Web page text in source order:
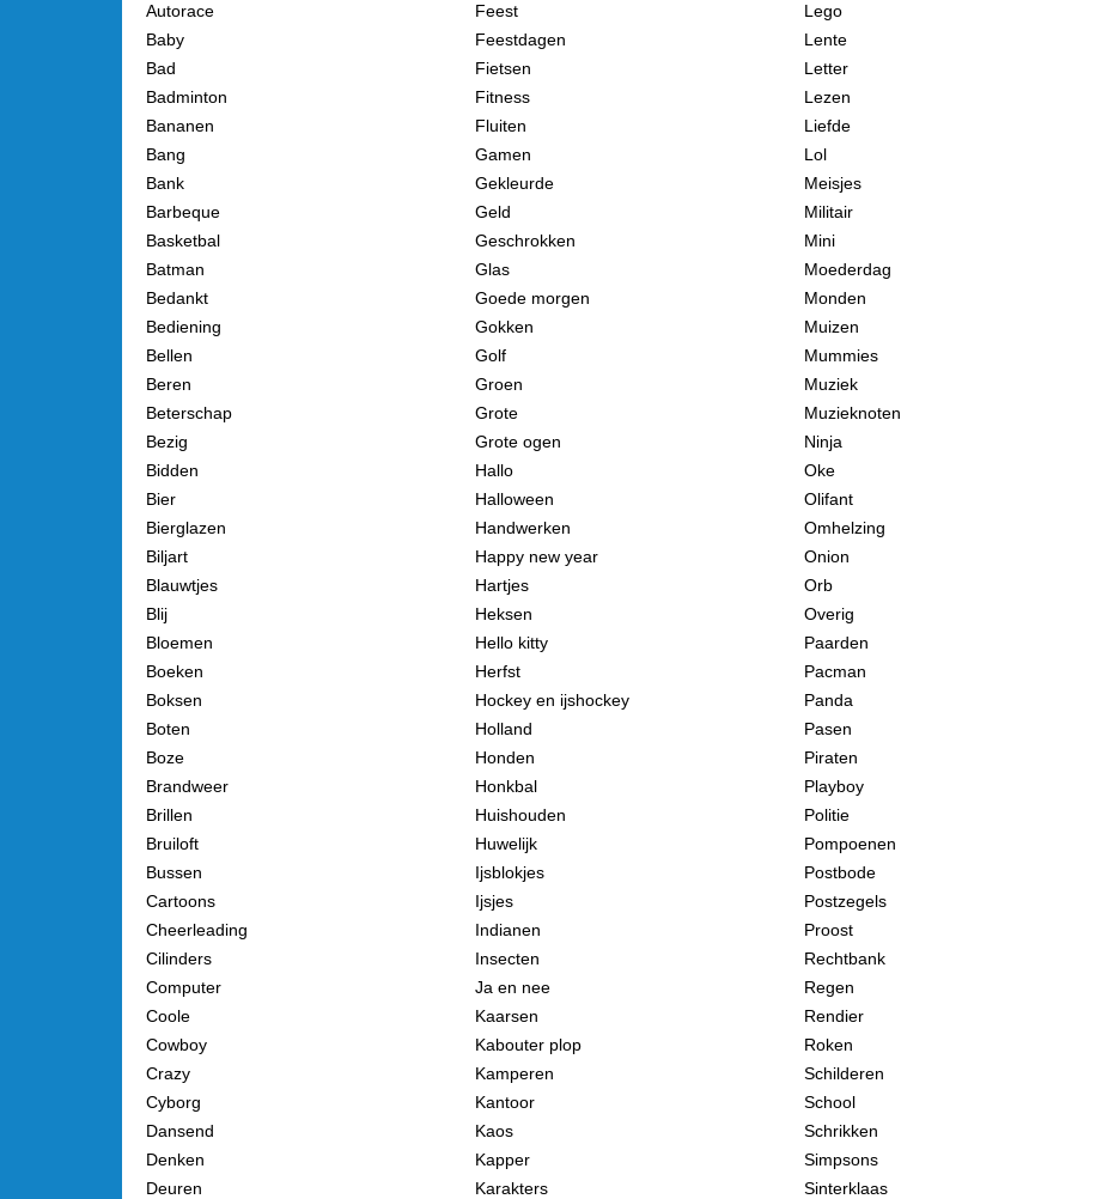
Autorace
Baby
Bad
Badminton
Bananen
Bang
Bank
Barbeque
Basketbal
Batman
Bedankt
Bediening
Bellen
Beren
Beterschap
Bezig
Bidden
Bier
Bierglazen
Biljart
Blauwtjes
Blij
Bloemen
Boeken
Boksen
Boten
Boze
Brandweer
Brillen
Bruiloft
Bussen
Cartoons
Cheerleading
Cilinders
Computer
Coole
Cowboy
Crazy
Cyborg
Dansend
Denken
Deuren
Feest
Feestdagen
Fietsen
Fitness
Fluiten
Gamen
Gekleurde
Geld
Geschrokken
Glas
Goede morgen
Gokken
Golf
Groen
Grote
Grote ogen
Hallo
Halloween
Handwerken
Happy new year
Hartjes
Heksen
Hello kitty
Herfst
Hockey en ijshockey
Holland
Honden
Honkbal
Huishouden
Huwelijk
Ijsblokjes
Ijsjes
Indianen
Insecten
Ja en nee
Kaarsen
Kabouter plop
Kamperen
Kantoor
Kaos
Kapper
Karakters
Lego
Lente
Letter
Lezen
Liefde
Lol
Meisjes
Militair
Mini
Moederdag
Monden
Muizen
Mummies
Muziek
Muzieknoten
Ninja
Oke
Olifant
Omhelzing
Onion
Orb
Overig
Paarden
Pacman
Panda
Pasen
Piraten
Playboy
Politie
Pompoenen
Postbode
Postzegels
Proost
Rechtbank
Regen
Rendier
Roken
Schilderen
School
Schrikken
Simpsons
Sinterklaas